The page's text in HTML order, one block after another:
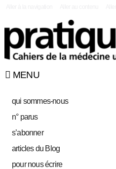
MENU
qui sommes-nous
n° parus
s’abonner
articles du Blog
pour nous écrire